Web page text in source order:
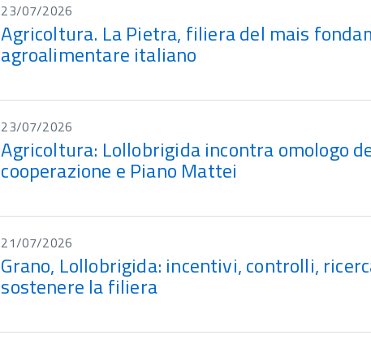
23/07/2026
Agricoltura. La Pietra, filiera del mais
agroalimentare italiano
23/07/2026
Agricoltura: Lollobrigida incontra omologo
cooperazione e Piano Mattei
21/07/2026
Grano, Lollobrigida: incentivi, controlli,
sostenere la filiera